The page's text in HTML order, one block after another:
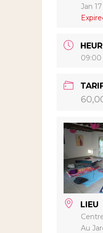
Jan
09:00
LIEU
Au